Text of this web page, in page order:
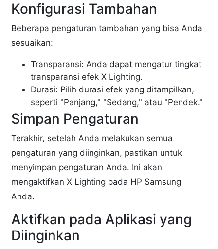
Konfigurasi Tambahan
Beberapa pengaturan tambahan yang bisa Anda
sesuaikan:
Transparansi: Anda dapat mengatur tingkat
transparansi efek X Lighting.
Durasi: Pilih durasi efek yang ditampilkan,
seperti "Panjang," "Sedang," atau "Pendek."
Simpan Pengaturan
Terakhir, setelah Anda melakukan semua
pengaturan yang diinginkan, pastikan untuk
menyimpan pengaturan Anda. Ini akan
mengaktifkan X Lighting pada HP Samsung
Anda.
Aktifkan pada Aplikasi yang
Diinginkan